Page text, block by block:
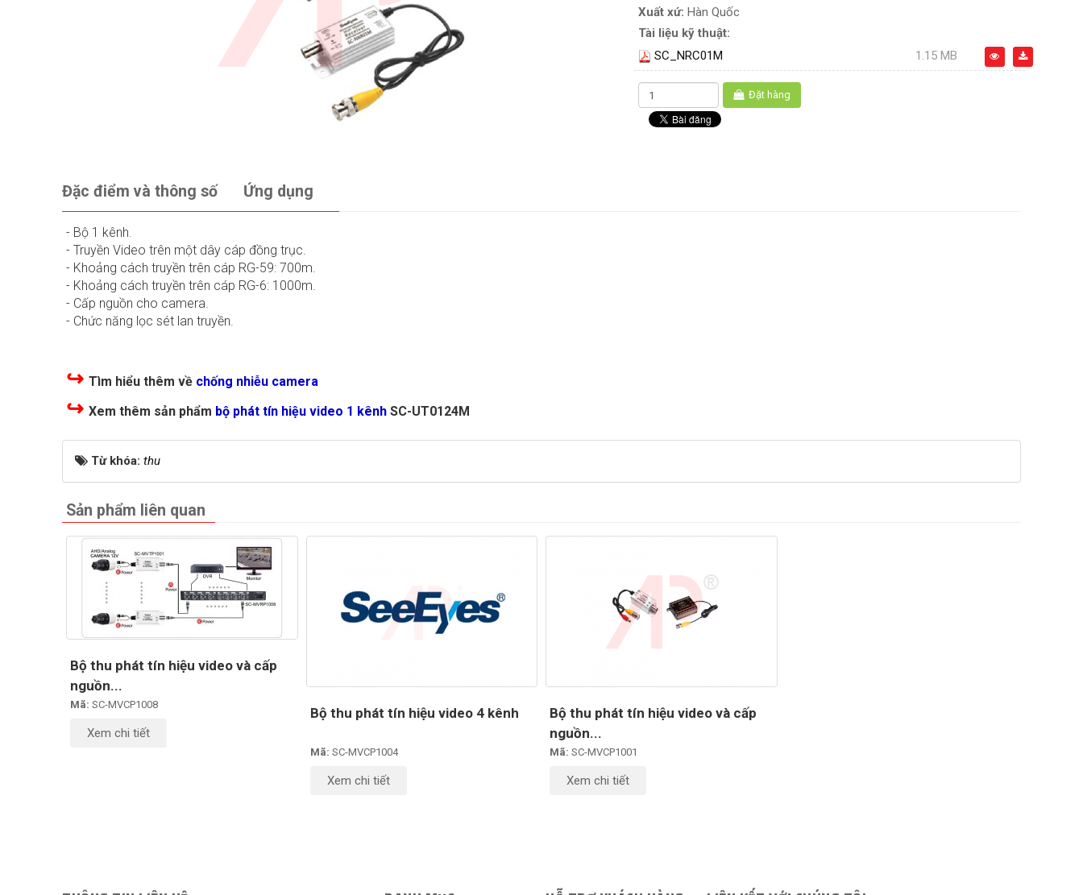
Xuất xứ: Hàn Quốc
Tài liệu kỹ thuật:
SC_NRC01M
1.15 MB
Đặt hàng
Đặc điểm và thông số Ứng dụng
- Bộ 1 kênh.
- Truyền Video trên một dây cáp đồng trục.
- Khoảng cách truyền trên cáp RG-59: 700m.
- Khoảng cách truyền trên cáp RG-6: 1000m.
- Cấp nguồn cho camera.
- Chức năng lọc sét lan truyền.
↪ Tìm hiểu thêm về chống nhiễu camera
↪ Xem thêm sản phẩm bộ phát tín hiệu video 1 kênh SC-UT0124M
Từ khóa: thu
Sản phẩm liên quan
Bộ thu phát tín hiệu video và cấp
nguồn...
Mã: SC-MVCP1008
Xem chi tiết
Bộ thu phát tín hiệu video 4 kênh
Mã: SC-MVCP1004
Xem chi tiết
Bộ thu phát tín hiệu video và cấp
nguồn...
Mã: SC-MVCP1001
Xem chi tiết